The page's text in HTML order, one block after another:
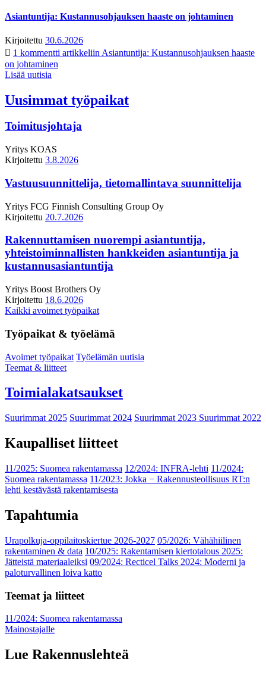
Asiantuntija: Kustannusohjauksen haaste on johtaminen
Kirjoitettu 30.6.2026
1 kommentti artikkeliin Asiantuntija: Kustannusohjauksen haaste
on johtaminen
Lisää uutisia
Uusimmat työpaikat
Toimitusjohtaja
Yritys KOAS
Kirjoitettu 3.8.2026
Vastuusuunnittelija, tietomallintava suunnittelija
Yritys FCG Finnish Consulting Group Oy
Kirjoitettu 20.7.2026
Rakennuttamisen nuorempi asiantuntija,
yhteistoiminnallisten hankkeiden asiantuntija ja
kustannusasiantuntija
Yritys Boost Brothers Oy
Kirjoitettu 18.6.2026
Kaikki avoimet työpaikat
Työpaikat & työelämä
Avoimet työpaikat Työelämän uutisia
Teemat & liitteet
Toimialakatsaukset
Suurimmat 2025 Suurimmat 2024 Suurimmat 2023 Suurimmat 2022
Kaupalliset liitteet
11/2025: Suomea rakentamassa 12/2024: INFRA-lehti 11/2024:
Suomea rakentamassa 11/2023: Jokka − Rakennusteollisuus RT:n
lehti kestävästä rakentamisesta
Tapahtumia
Urapolkuja-oppilaitoskiertue 2026-2027 05/2026: Vähähiilinen
rakentaminen & data 10/2025: Rakentamisen kiertotalous 2025:
Jätteistä materiaaleiksi 09/2024: Recticel Talks 2024: Moderni ja
paloturvallinen loiva katto
Teemat ja liitteet
11/2024: Suomea rakentamassa
Mainostajalle
Lue Rakennuslehteä